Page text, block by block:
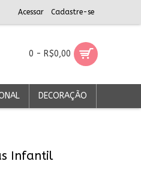
Acessar Cadastre-se
0 - R$0,00
DECORAÇÃO
Infantil